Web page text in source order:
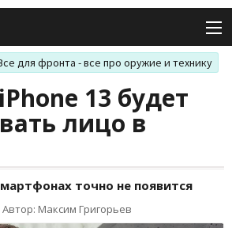
для фронта - все про оружие и технику
13 будет
лицо в
точно не появится
Автор: Максим Григорьев